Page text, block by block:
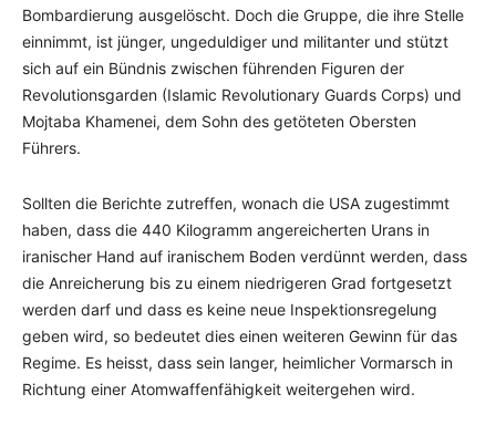
Bombardierung ausgelöscht. Doch die Gruppe, die ihre Stelle
einnimmt, ist jünger, ungeduldiger und militanter und stützt
sich auf ein Bündnis zwischen führenden Figuren der
Revolutionsgarden (Islamic Revolutionary Guards Corps) und
Mojtaba Khamenei, dem Sohn des getöteten Obersten
Führers.
Sollten die Berichte zutreffen, wonach die USA zugestimmt
haben, dass die 440 Kilogramm angereicherten Urans in
iranischer Hand auf iranischem Boden verdünnt werden, dass
die Anreicherung bis zu einem niedrigeren Grad fortgesetzt
werden darf und dass es keine neue Inspektionsregelung
geben wird, so bedeutet dies einen weiteren Gewinn für das
Regime. Es heisst, dass sein langer, heimlicher Vormarsch in
Richtung einer Atomwaffenfähigkeit weitergehen wird.